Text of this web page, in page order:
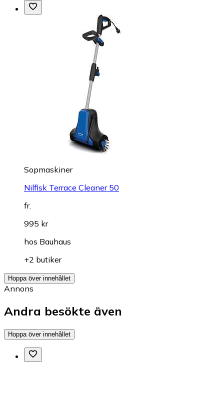
Sopmaskiner
Nilfisk Terrace Cleaner 50
fr.
995 kr
hos Bauhaus
+2 butiker
Hoppa över innehållet
Annons
Andra besökte även
Hoppa över innehållet